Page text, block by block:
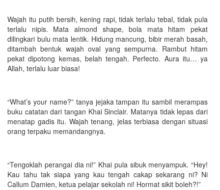
Wajah itu putih bersih, kening rapi, tidak terlalu tebal, tidak pula
terlalu nipis. Mata almond shape, bola mata hitam pekat
dilingkari bulu mata lentik. Hidung mancung, bibir merah basah,
ditambah bentuk wajah oval yang sempurna. Rambut hitam
pekat dipotong kemas, belah tengah. Perfecto. Aura itu… ya
Allah, terlalu luar biasa!
“What’s your name?” tanya jejaka tampan itu sambil merampas
buku catatan dari tangan Khai Sinclair. Matanya tidak lepas dari
menatap gadis itu. Wajah tenang, jelas terbiasa dengan situasi
orang terpaku memandangnya.
“Tengoklah perangai dia ni!” Khai pula sibuk menyampuk. “Hey!
Kau tahu tak siapa yang kau tengah cakap sekarang ni? Ni
Callum Damien, ketua pelajar sekolah ni! Hormat sikit boleh?!”